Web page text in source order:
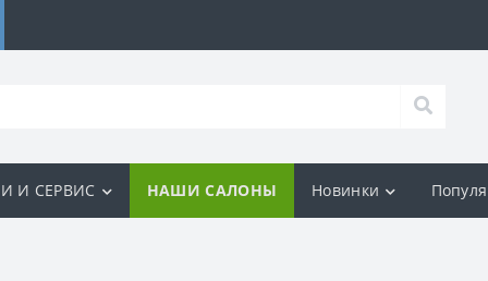
И СЕРВИС НАШИ САЛОНЫ Новинки